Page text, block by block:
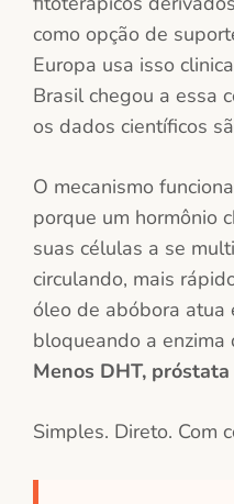
como opção de
Europa usa isso
Brasil chegou a essa
os dados científicos
O mecanismo
porque um hormônio
suas células a se
circulando, mais
óleo de abóbora atua
bloqueando a enzima
Menos DHT,
Simples. Direto. Com